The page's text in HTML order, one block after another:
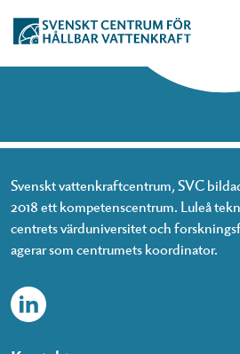
Svenskt vattenkraftcentrum, SVC
2018 ett kompetenscentrum. Luleå
centrets värduniversitet och
agerar som centrumets koordinator.